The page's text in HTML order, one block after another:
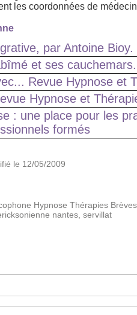
les coordonnées de
par Antoine Bioy.
et ses cauchemars.
Revue Hypnose et
Hypnose et
: une place pour les
formés
le 12/05/2009
Hypnose Thérapies Brèves
nantes servillat